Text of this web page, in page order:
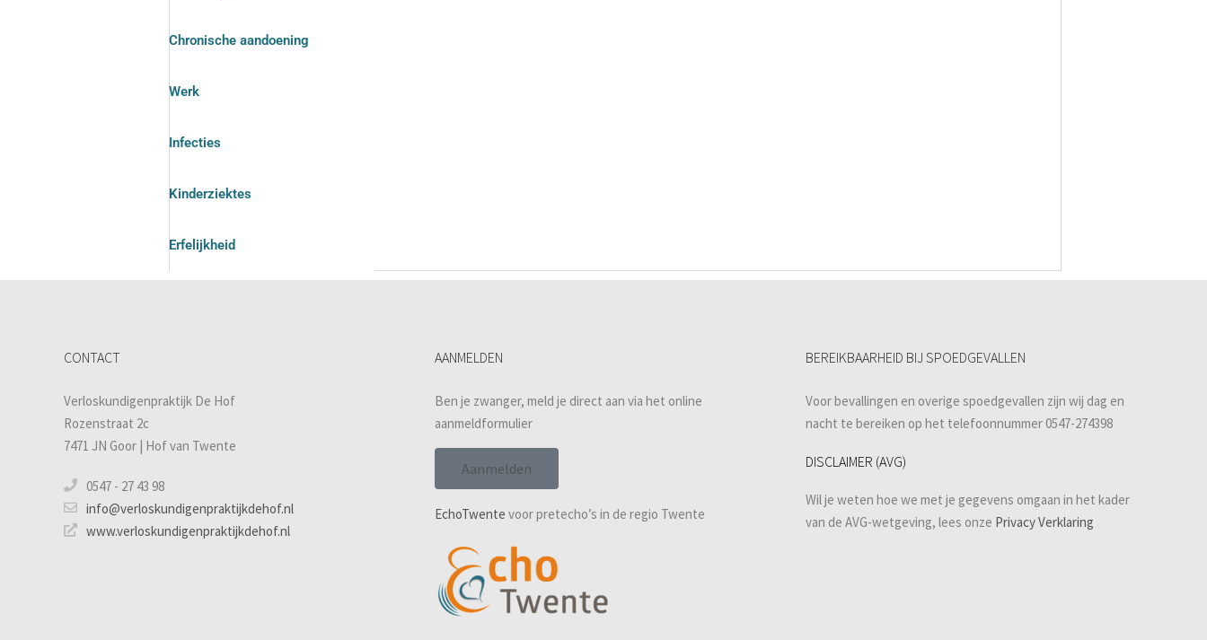
Chronische aandoening
Werk
Infecties
Kinderziektes
Erfelijkheid
CONTACT
Verloskundigenpraktijk De Hof
Rozenstraat 2c
7471 JN Goor | Hof van Twente
0547 - 27 43 98
info@verloskundigenpraktijkdehof.nl
www.verloskundigenpraktijkdehof.nl
AANMELDEN
Ben je zwanger, meld je direct aan via het online
aanmeldformulier
Aanmelden
EchoTwente voor pretecho’s in de regio Twente
BEREIKBAARHEID BIJ SPOEDGEVALLEN
Voor bevallingen en overige spoedgevallen zijn wij dag en
nacht te bereiken op het telefoonnummer 0547-274398
DISCLAIMER (AVG)
Wil je weten hoe we met je gegevens omgaan in het kader
van de AVG-wetgeving, lees onze Privacy Verklaring